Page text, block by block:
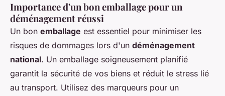
Importance d'un bon emballage pour un
déménagement réussi
Un bon emballage est essentiel pour minimiser les
risques de dommages lors d'un déménagement
national. Un emballage soigneusement planifié
garantit la sécurité de vos biens et réduit le stress lié
au transport. Utilisez des marqueurs pour un